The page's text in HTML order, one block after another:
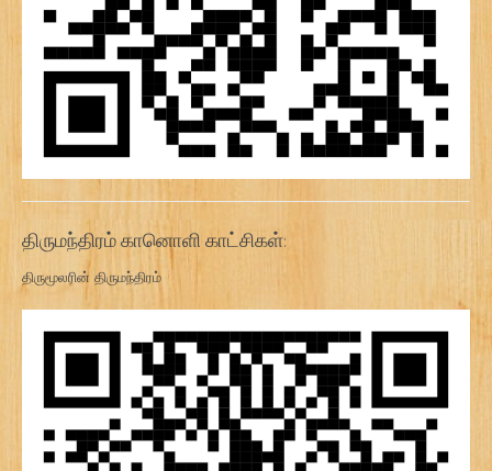
திருமந்திரம் கானொளி காட்சிகள்:
திருமூலரின் திருமந்திரம்